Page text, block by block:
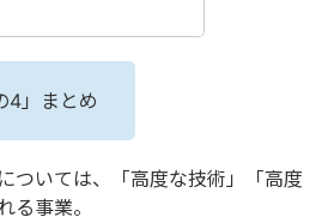
4」まとめ
ついては、「高度な技術」「高度
る事業。